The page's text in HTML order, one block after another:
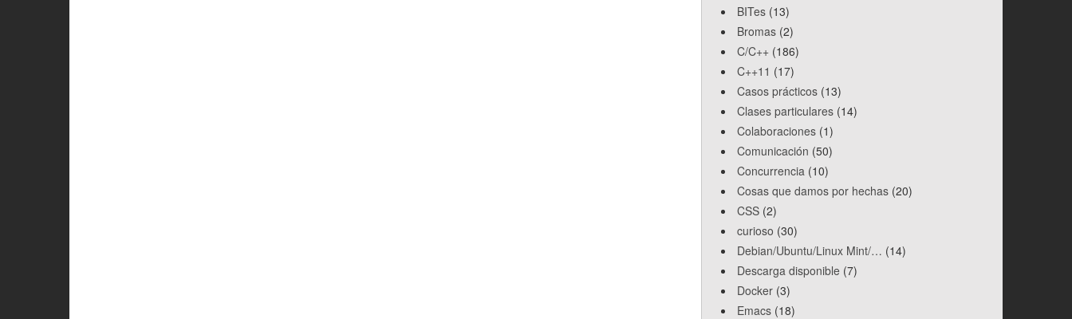
BITes (13)
Bromas (2)
C/C++ (186)
C++11 (17)
Casos prácticos (13)
Clases particulares (14)
Colaboraciones (1)
Comunicación (50)
Concurrencia (10)
Cosas que damos por hechas (20)
CSS (2)
curioso (30)
Debian/Ubuntu/Linux Mint/… (14)
Descarga disponible (7)
Docker (3)
Emacs (18)